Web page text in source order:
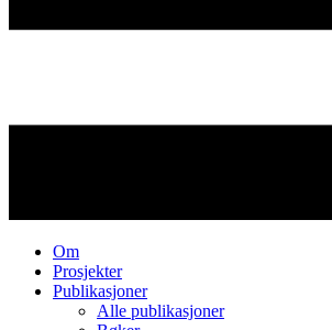
Om
Prosjekter
Publikasjoner
Alle publikasjoner